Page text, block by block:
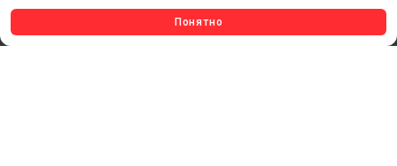
Понятно
МОБИЛЬНЫЕ СТЕНДЫ И POSM
УСЛУГИ И СЕРВИС